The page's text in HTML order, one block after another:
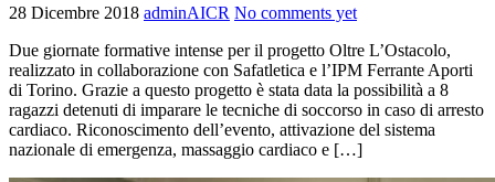
28 Dicembre 2018 adminAICR No comments yet
Due giornate formative intense per il progetto Oltre L’Ostacolo,
realizzato in collaborazione con Safatletica e l’IPM Ferrante Aporti
di Torino. Grazie a questo progetto è stata data la possibilità a 8
ragazzi detenuti di imparare le tecniche di soccorso in caso di arresto
cardiaco. Riconoscimento dell’evento, attivazione del sistema
nazionale di emergenza, massaggio cardiaco e […]